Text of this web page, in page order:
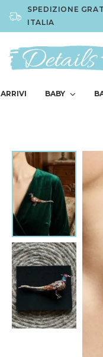
SPEDIZIONE
ITALIA
BABY